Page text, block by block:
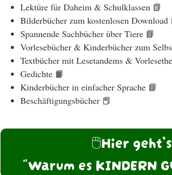
Lektüre für Daheim & Schulklassen 📗
Bilderbücher zum kostenlosen Download
Spannende Sachbücher über Tiere 📘
Vorlesebücher & Kinderbücher zum
Textbücher mit Lesetandems &
Gedichte 📙
Kinderbücher in einfacher Sprache 📘
Beschäftigungsbücher 📕
🖱️Hier
"Warum es KINDERN